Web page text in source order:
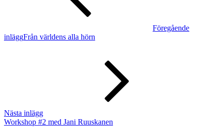
Föregående
inläggFrån världens alla hörn
Nästa inlägg
Workshop #2 med Jani Ruuskanen